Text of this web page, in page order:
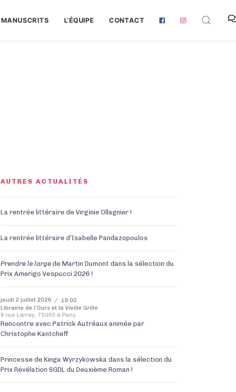
MANUSCRITS L‘ÉQUIPE CONTACT
AUTRES ACTUALITÉS
La rentrée littéraire de Virginie Ollagnier !
La rentrée littéraire d’Isabelle Pandazopoulos
Prendre le large de Martin Dumont dans la sélection du
Prix Amerigo Vespucci 2026 !
jeudi 2 juillet 2026
19:00
Librairie de l’Ours et la Vieille Grille
9 rue Larrey, 75005 à Paris.
Rencontre avec Patrick Autréaux animée par
Christophe Kantcheff
Princesse de Kinga Wyrzykowska dans la sélection du
Prix Révélation SGDL du Deuxième Roman !